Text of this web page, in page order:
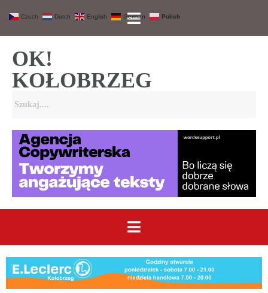
OK!
KOŁOBRZEG
Czech Dutch English German Polish